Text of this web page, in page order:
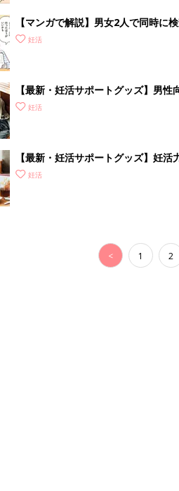
【マンガで解説】男女2人で同時に
準備＆心得］
妊活
【最新・妊活サポートグッズ】男
ズアイテムをご紹介
妊活
【最新・妊活サポートグッズ】妊
補おう
妊活
< 1 2